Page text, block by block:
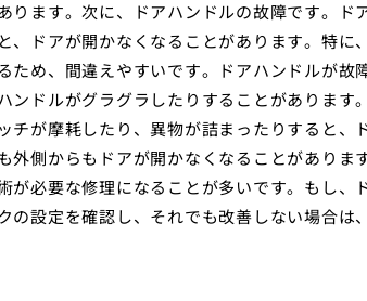
ます。次に、ドアハンドルの故障です。ド
ドアが開かなくなることがあります。特に
め、間違えやすいです。ドアハンドルが故
ドルがグラグラしたりすることがあります
が摩耗したり、異物が詰まったりすると、
側からもドアが開かなくなることがありま
必要な修理になることが多いです。もし、
設定を確認し、それでも改善しない場合は